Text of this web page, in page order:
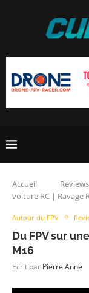
Accueil Reviews
voiture RC | Ravage
Autour du FPV
Du FPV sur
M16
Ecrit par Pierre Anne